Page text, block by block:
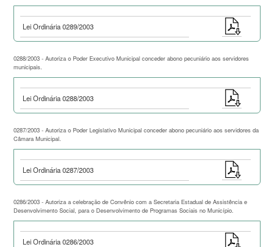
Lei Ordinária 0289/2003
0288/2003 - Autoriza o Poder Executivo Municipal conceder abono pecuniário aos servidores
municipais.
Lei Ordinária 0288/2003
0287/2003 - Autoriza o Poder Legislativo Municipal conceder abono pecuniário aos servidores da
Câmara Municipal.
Lei Ordinária 0287/2003
0286/2003 - Autoriza a celebração de Convênio com a Secretaria Estadual de Assistência e
Desenvolvimento Social, para o Desenvolvimento de Programas Sociais no Município.
Lei Ordinária 0286/2003